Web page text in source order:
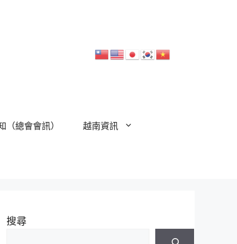
（總會會訊） 越南資訊
搜尋